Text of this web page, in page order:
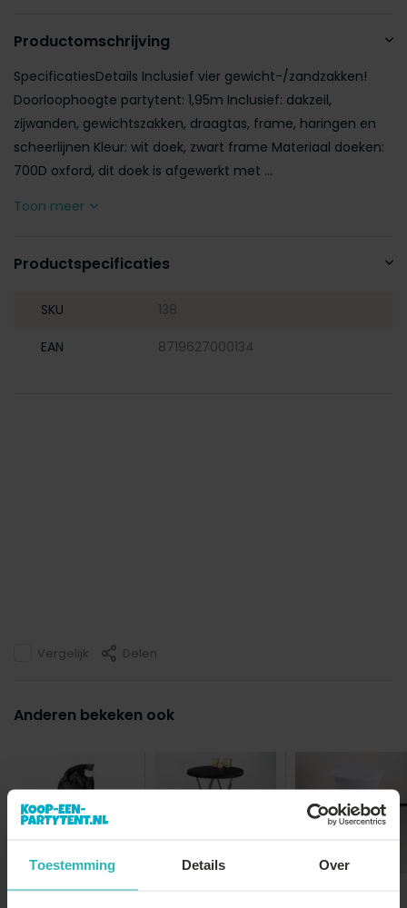
Toestemming Details Over
Productomschrijving
SpecificatiesDetails Inclusief vier gewicht-/zandzakken!
Doorloophoogte partytent: 1,95m Inclusief: dakzeil,
zijwanden, gewichtszakken, draagtas, frame, haringen en
scheerlijnen Kleur: wit doek, zwart frame Materiaal doeken:
700D oxford, dit doek is afgewerkt met ...
Toon meer
Productspecificaties
SKU 138
EAN 8719627000134
Vergelijk Delen
Anderen bekeken ook
Gewichtzak